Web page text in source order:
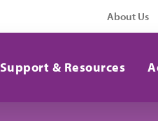
About Us
Support & Resources